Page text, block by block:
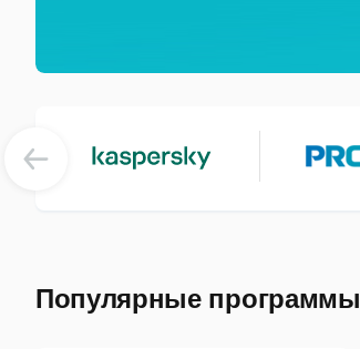
Популярные программы